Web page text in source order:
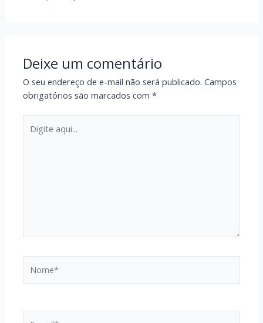
Deixe um comentário
O seu endereço de e-mail não será publicado. Campos
obrigatórios são marcados com*
aqui...